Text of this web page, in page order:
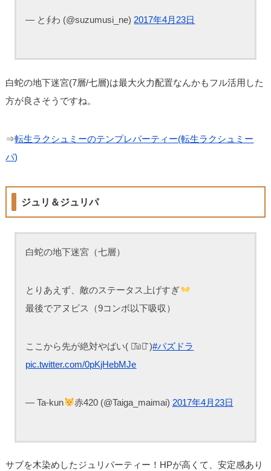
— と∮わ (@suzumusi_ne)2017年4月23日
白蛇の地下迷宮(7層/七層)は最大火力配置なんかもフル活用した
方が良さそうですね。
⇒転生ラクシュミーのテンプレパーティー(転生ラクシュミー
パ)
ジュリ＆ジュリパ
白蛇の地下迷宮（七層）
とりあえず、敵のステータス上げすぎ
最後でアヌビス（9コンボ以下吸収）
ここから先が絶対やばい( ⌯᷄௰⌯᷅ )#パズドラ
pic.twitter.com/0pKjHebMJe
— Ta-kun 赤420 (@Taiga_maimai) 2017年4月23日
サブを木染めしたジュリパーティー！HPが高くて、安定感あり